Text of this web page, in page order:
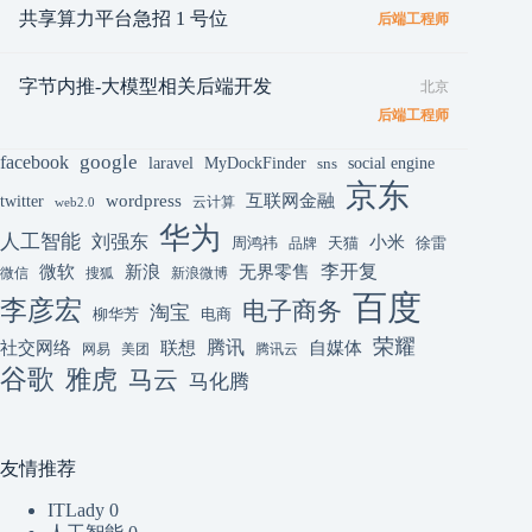
共享算力平台急招 1 号位
后端工程师
字节内推-大模型相关后端开发
北京
后端工程师
facebook google laravel MyDockFinder sns social engine
twitter web2.0 wordpress 云计算 互联网金融 京东
人工智能 刘强东 华为 周鸿祎 品牌 天猫 小米 徐雷
微信 微软 搜狐 新浪 新浪微博 无界零售 李开复
李彦宏 柳华芳 淘宝 电商 电子商务 百度
社交网络 网易 美团 联想 腾讯 腾讯云 自媒体 荣耀
谷歌 雅虎 马云 马化腾
友情推荐
ITLady 0